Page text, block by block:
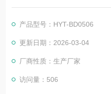
工、电子仪表、物理、化学、
产品型号：HYT-BD0506
更新日期：2026-03-04
厂商性质：生产厂家
访问量：506